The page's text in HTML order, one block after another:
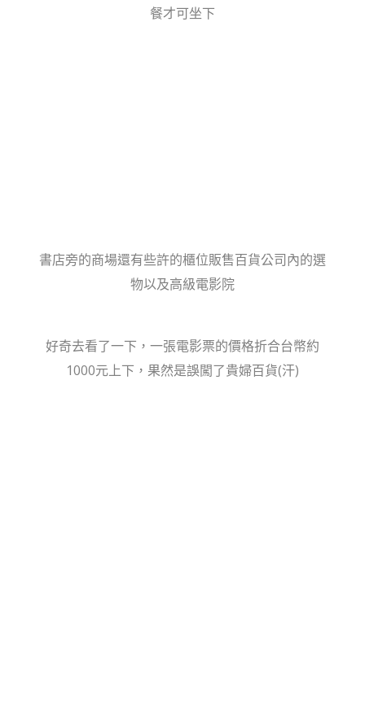
餐才可坐下
書店旁的商場還有些許的櫃位販售百貨公司內的選
物以及高級電影院
好奇去看了一下，一張電影票的價格折合台幣約
1000元上下，果然是誤闖了貴婦百貨(汗)